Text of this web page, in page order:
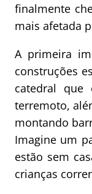
finalmente
mais afetada
A primeira
construções
catedral
terremoto,
montando
Imagine um
estão sem
crianças